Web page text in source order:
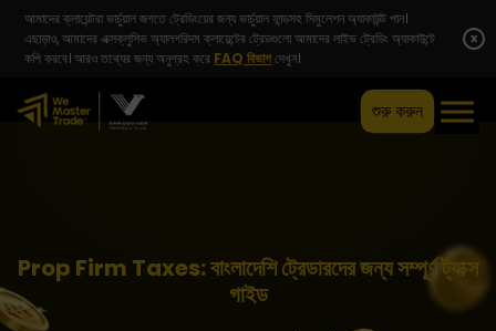
আমাদের ক্লায়েন্টরা ভার্চুয়াল জগতে ট্রেডিংয়ের জন্য ভার্চুয়াল ফান্ডসহ সিমুলেশন অ্যাকাউন্ট পান।
এছাড়াও, আমাদের এক্সক্লুসিভ অ্যালগরিদম ক্লায়েন্টের ট্রেডগুলো আমাদের লাইভ ট্রেডিং অ্যাকাউন্টে
কপি করবে। আরও তথ্যের জন্য অনুগ্রহ করে FAQ বিভাগদেখুন।
x
শুরু করুন
Prop Firm Taxes: বাংলাদেশি ট্রেডারদের জন্য সম্পূর্ণ ট্যাক্স
গাইড